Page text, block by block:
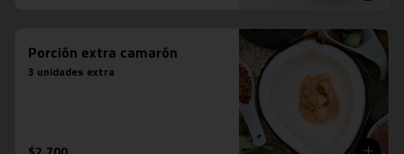
Porción extra camarón
3 unidades extra